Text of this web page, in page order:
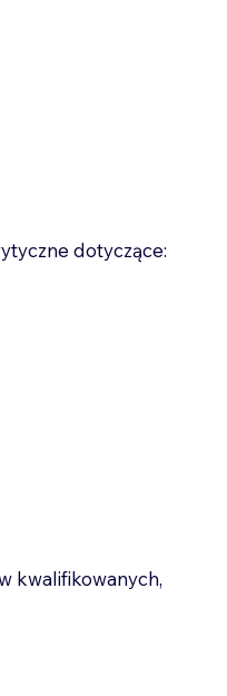
dotyczące:
kwalifikowanych,